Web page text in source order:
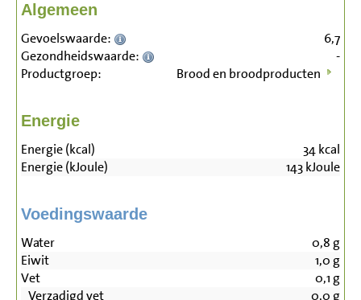
Algemeen
Gevoelswaarde:
6,7
Gezondheidswaarde:
-
Productgroep:
Brood en broodproducten
Energie
Energie (kcal) 34kcal
Energie (kJoule)
143kJoule
Voedingswaarde
Water 0,8 g
Eiwit
1,0 g
Vet
0,1 g
Verzadigd vet
0,0 g